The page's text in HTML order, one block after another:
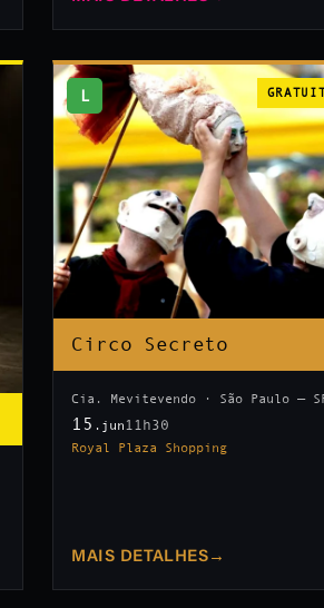
L
Circo Secreto
Cia. Mevitevendo · São Paulo —
15 .jun11h30
Royal Plaza Shopping
MAIS DETALHES →